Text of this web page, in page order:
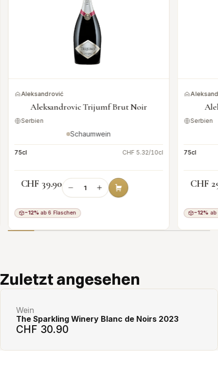
Aleksandrović
Aleksandrovic Trijumf Brut Noir
Serbien
Schaumwein
75cl CHF 5.32/10cl
CHF 39.90
−12%ab 6 Flaschen
Serbien
75cl
CHF
−12% ab
Zuletzt angesehen
Wein
The Sparkling Winery Blanc de Noirs 2023
CHF 30.90